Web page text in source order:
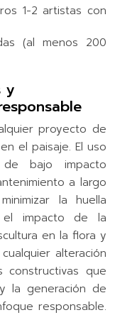
1-2 artistas con
(al menos 200
y
proyecto de
el paisaje. El uso
bajo impacto
a largo
la huella
el impacto de la
en la flora y
alteración
constructivas que
la generación de
responsable.